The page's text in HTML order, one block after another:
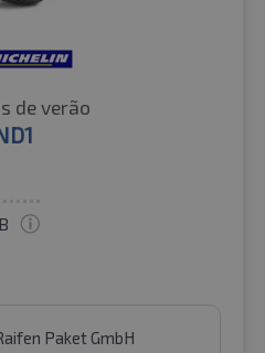
de verão
Paket GmbH